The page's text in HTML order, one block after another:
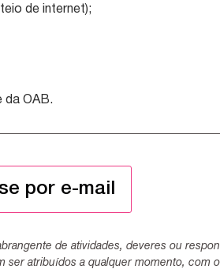
de internet);
da OAB.
por e-mail
de atividades, deveres ou
ser atribuídos a qualquer momento, com